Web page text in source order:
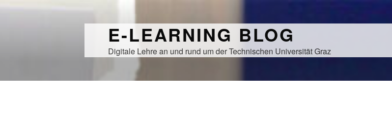
E-LEARNING BLOG
Digitale Lehre an und rund um der Technischen Universität Graz